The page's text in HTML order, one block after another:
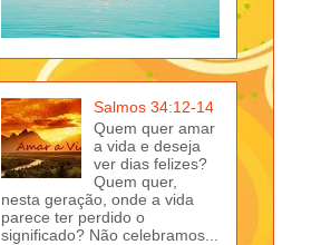
Salmos 34:12-14
Quem quer amar
a vida e deseja
ver dias felizes?
Quem quer,
nesta geração, onde a vida
parece ter perdido o
significado? Não celebramos...